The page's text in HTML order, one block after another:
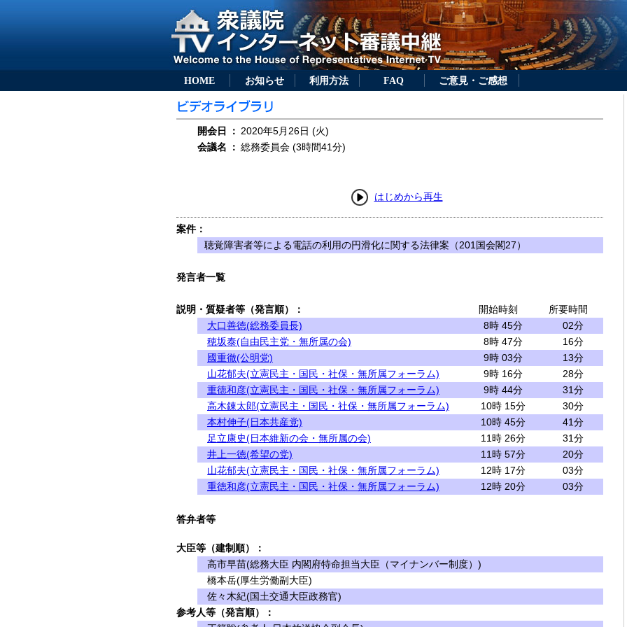
HOME お知らせ 利用方法 FAQ ご意見・ご感想
開会日 ： 2020年5月26日 (火)
会議名
： 総務委員会 (3時間41分)
はじめから再生
案件：
聴覚障害者等による電話の利用の円滑化に関する法律案（201国会閣27）
発言者一覧
説明・質疑者等（発言順）： 開始時刻
所要時間
大口善徳(総務委員長)
8時 45分
02分
穂坂泰(自由民主党・無所属の会)
8時 47分
16分
國重徹(公明党)
9時 03分
13分
山花郁夫(立憲民主・国民・社保・無所属フォーラム)
9時 16分
28分
重徳和彦(立憲民主・国民・社保・無所属フォーラム)
9時 44分
31分
高木錬太郎(立憲民主・国民・社保・無所属フォーラム)
10時 15分
30分
本村伸子(日本共産党)
10時 45分
41分
足立康史(日本維新の会・無所属の会)
11時 26分
31分
井上一徳(希望の党)
11時 57分
20分
山花郁夫(立憲民主・国民・社保・無所属フォーラム)
12時 17分
03分
重徳和彦(立憲民主・国民・社保・無所属フォーラム)
12時 20分 03分
答弁者等
大臣等（建制順）：
高市早苗(総務大臣 内閣府特命担当大臣（マイナンバー制度）)
橋本岳(厚生労働副大臣)
佐々木紀(国土交通大臣政務官)
参考人等（発言順）：